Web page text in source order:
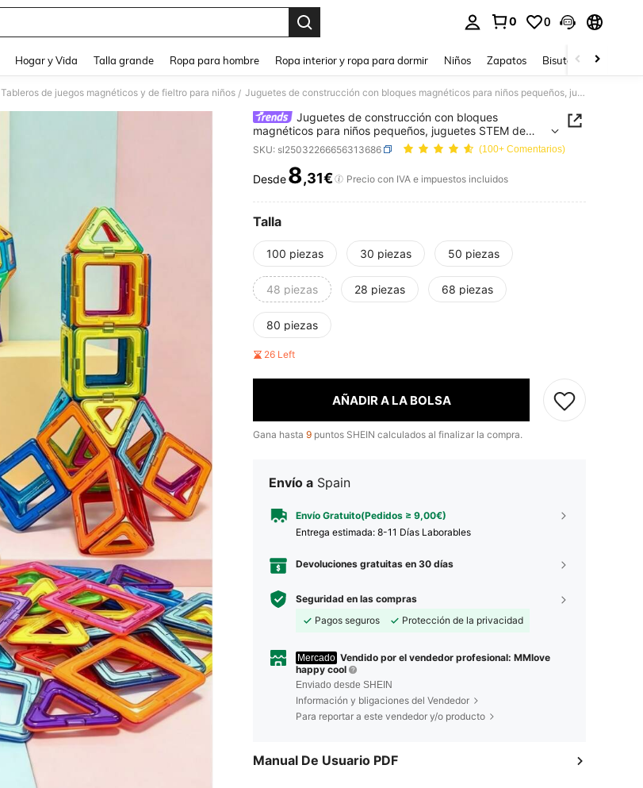
0 0
Hogar y Vida Talla grande Ropa para hombre Ropa interior y ropa para dormir Niños Zapatos Bisutería Y
Tableros de juegos magnéticos y de fieltro para niños / Juguetes de construcción con bloques magnéticos para niños pequeños, juguetes STEM de imanes de gran tamaño, juego educativo de constructor magnético, juguetes magnéticos para niños de 3+ años, regalos de cumpleaños, regalo de imanes de color aleatorio
Juguetes de construcción con bloques
magnéticos para niños pequeños, juguetes STEM de
imanes de gran tamaño, juego educativo de constructor
magnético, juguetes magnéticos para niños de 3+ años,
regalos de cumpleaños, regalo de imanes de color
aleatorio
SKU: sl25032266656313686 (100+ Comentarios)
PRICE AND AVAILABILITY
Desde8,31€ Precio con IVA e impuestos incluidos
Talla
100 piezas 30 piezas 50 piezas
48 piezas 28 piezas 68 piezas
80 piezas
26 Left
AÑADIR A LA BOLSA
Gana hasta 9 puntos SHEIN calculados al finalizar la compra.
Envío a Spain
Envío Gratuito(Pedidos ≥ 9,00€)
Entrega estimada: 8-11 Días Laborables
Devoluciones gratuitas en 30 días
Seguridad en las compras
Pagos seguros
Protección de la privacidad
Mercado Vendido por el vendedor profesional: MMlove
happy cool
Enviado desde SHEIN
Información y bligaciones del Vendedor
Para reportar a este vendedor y/o producto
Manual De Usuario PDF